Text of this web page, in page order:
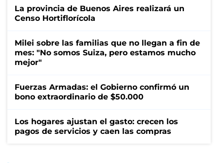
La provincia de Buenos Aires realizará un
Censo Hortiflorícola
Milei sobre las familias que no llegan a fin de
mes: "No somos Suiza, pero estamos mucho
mejor"
Fuerzas Armadas: el Gobierno confirmó un
bono extraordinario de $50.000
Los hogares ajustan el gasto: crecen los
pagos de servicios y caen las compras